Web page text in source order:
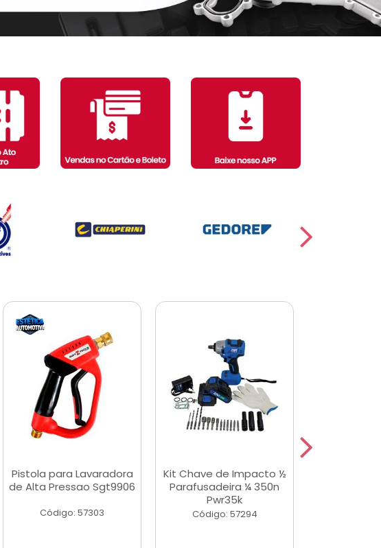
Pistola para Lavaradora
de Alta Pressao Sgt9906
Código: 57303
Kit Chave de Impacto ½
Parafusadeira ¼ 350n
Pwr35k
Código: 57294